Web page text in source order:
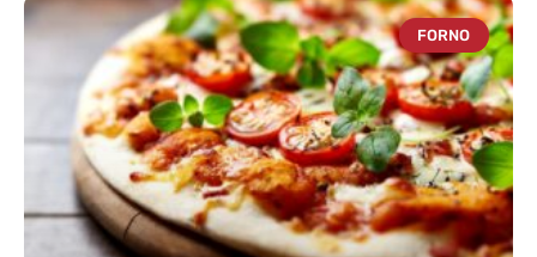
FORNO